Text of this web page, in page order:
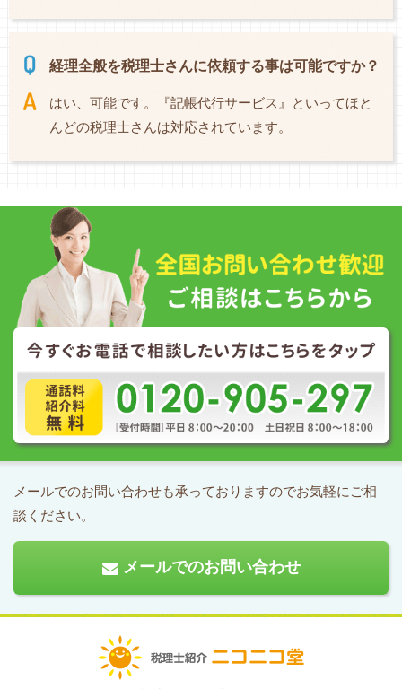
経理全般を税理士さんに依頼する事は可能ですか？
はい、可能です。『記帳代行サービス』といってほと
んどの税理士さんは対応されています。
メールでのお問い合わせも承っておりますのでお気軽にご相
談ください。
メールでのお問い合わせ